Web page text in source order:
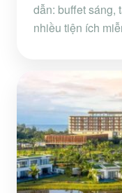
dẫn: buffet sáng,
nhiều tiện ích